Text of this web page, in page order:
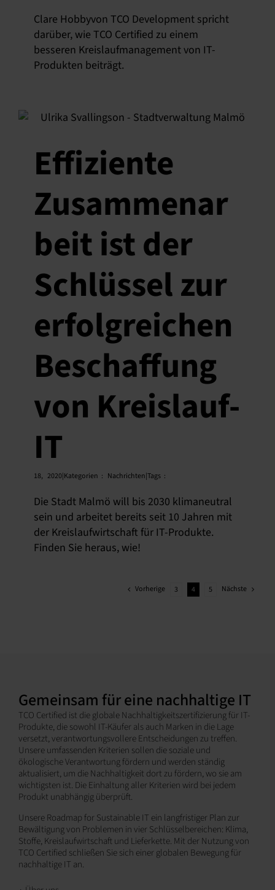
Clare Hobbyvon TCO Development spricht
darüber, wie TCO Certified zu einem
besseren Kreislaufmanagement von IT-
Produkten beiträgt.
Effiziente
Zusammenar
beit ist der
Schlüssel zur
erfolgreichen
Beschaffung
von Kreislauf-
IT
18, 2020|Kategorien : Nachrichten|Tags :
Die Stadt Malmö will bis 2030 klimaneutral
sein und arbeitet bereits seit 10 Jahren mit
der Kreislaufwirtschaft für IT-Produkte.
Finden Sie heraus, wie!
Vorherige 3 4 5 Nächste
Gemeinsam für eine nachhaltige IT
TCO Certified ist die globale Nachhaltigkeitszertifizierung für IT-
Produkte, die sowohl IT-Käufer als auch Marken in die Lage
versetzt, verantwortungsvollere Entscheidungen zu treffen.
Unsere umfassenden Kriterien sollen die soziale und
ökologische Verantwortung fördern und werden ständig
aktualisiert, um die Nachhaltigkeit dort zu fördern, wo sie am
wichtigsten ist. Die Einhaltung aller Kriterien wird bei jedem
Produkt unabhängig überprüft.
Unsere Roadmap for Sustainable IT ein langfristiger Plan zur
Bewältigung von Problemen in vier Schlüsselbereichen: Klima,
Stoffe, Kreislaufwirtschaft und Lieferkette. Mit der Nutzung von
TCO Certified schließen Sie sich einer globalen Bewegung für
nachhaltige IT an.